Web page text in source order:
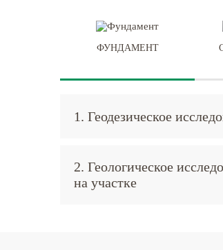
ФУНДАМЕНТ
1. Геодезическое
2. Геологическое
на участке